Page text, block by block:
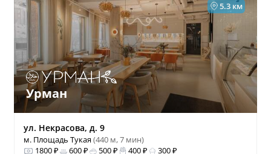
5.3 км
Урман
ул. Некрасова, д. 9
м. Площадь Тукая(440 м, 7 мин)
1800 ₽
600 ₽ 500 ₽ 400 ₽ 300 ₽